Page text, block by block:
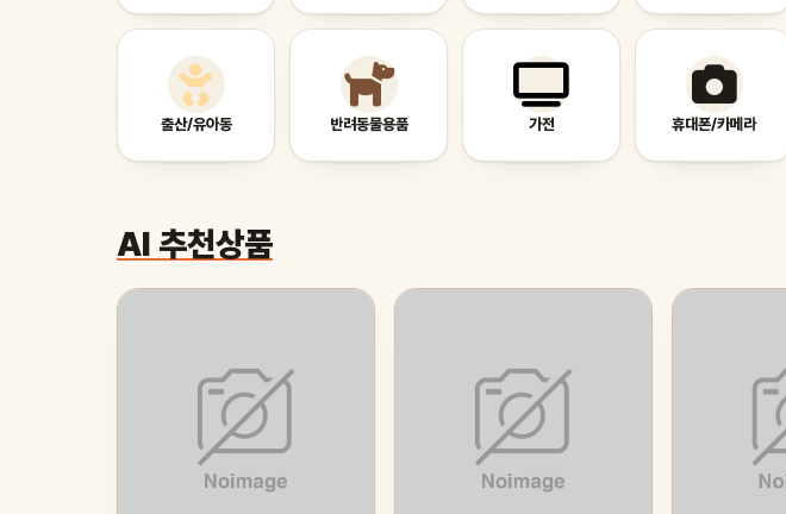
출산/유아동 반려동물용품 가전 휴대폰/카메라
AI 추천상품